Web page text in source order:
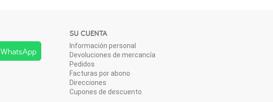
WhatsApp
SU CUENTA
Información personal
Devoluciones de mercancía
Pedidos
Facturas por abono
Direcciones
Cupones de descuento